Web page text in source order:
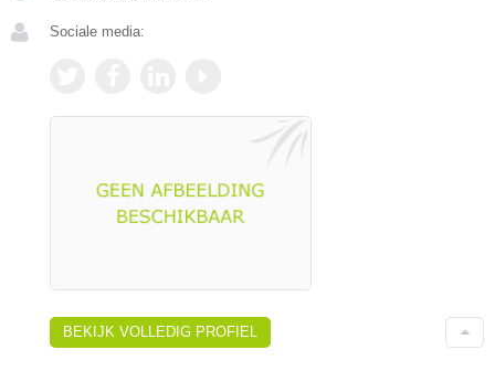
Sociale media:
BEKIJK VOLLEDIG PROFIEL